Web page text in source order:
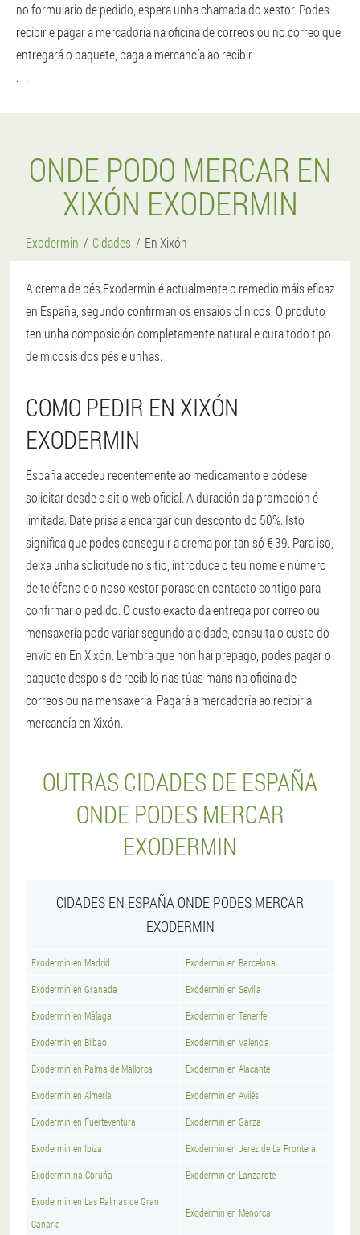
no formulario de pedido, espera unha chamada do xestor. Podes
recibir e pagar a mercadoría na oficina de correos ou no correo que
entregará o paquete, paga a mercancía ao recibir
. . .
ONDE PODO MERCAR EN
XIXÓN EXODERMIN
Exodermin Cidades En Xixón
A crema de pés Exodermin é actualmente o remedio máis eficaz
en España, segundo confirman os ensaios clínicos. O produto
ten unha composición completamente natural e cura todo tipo
de micosis dos pés e unhas.
COMO PEDIR EN XIXÓN
EXODERMIN
España accedeu recentemente ao medicamento e pódese
solicitar desde o sitio web oficial. A duración da promoción é
limitada. Date prisa a encargar cun desconto do 50%. Isto
significa que podes conseguir a crema por tan só € 39. Para iso,
deixa unha solicitude no sitio, introduce o teu nome e número
de teléfono e o noso xestor porase en contacto contigo para
confirmar o pedido. O custo exacto da entrega por correo ou
mensaxería pode variar segundo a cidade, consulta o custo do
envío en En Xixón. Lembra que non hai prepago, podes pagar o
paquete despois de recibilo nas túas mans na oficina de
correos ou na mensaxería. Pagará a mercadoría ao recibir a
mercancía en Xixón.
OUTRAS CIDADES DE ESPAÑA
ONDE PODES MERCAR
EXODERMIN
CIDADES EN ESPAÑA ONDE PODES MERCAR
EXODERMIN
Exodermin en Madrid Exodermin en Barcelona
Exodermin en Granada Exodermin en Sevilla
Exodermin en Málaga Exodermin en Tenerife
Exodermin en Bilbao Exodermin en Valencia
Exodermin en Palma de Mallorca Exodermin en Alacante
Exodermin en Almería Exodermin en Avilés
Exodermin en Fuerteventura Exodermin en Garza
Exodermin en Ibiza Exodermin en Jerez de La Frontera
Exodermin na Coruña Exodermin en Lanzarote
Exodermin en Las Palmas de Gran
Canaria
Exodermin en Menorca